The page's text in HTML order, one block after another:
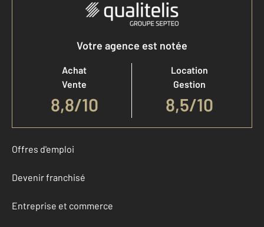
Votre agence est notée
Achat
Vente
8,8/10
Location
Gestion
8,5/10
Offres d'emploi
Devenir franchisé
Entreprise et commerce